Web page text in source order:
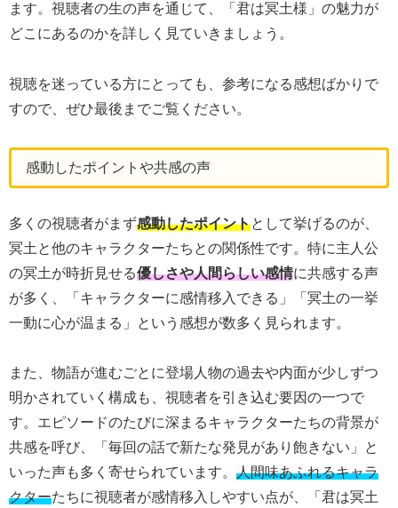
ます。視聴者の生の声を通じて、「君は冥土様」の魅力が
どこにあるのかを詳しく見ていきましょう。
視聴を迷っている方にとっても、参考になる感想ばかりで
すので、ぜひ最後までご覧ください。
感動したポイントや共感の声
多くの視聴者がまず感動したポイントとして挙げるのが、
冥土と他のキャラクターたちとの関係性です。特に主人公
の冥土が時折見せる優しさや人間らしい感情に共感する声
が多く、「キャラクターに感情移入できる」「冥土の一挙
一動に心が温まる」という感想が数多く見られます。
また、物語が進むごとに登場人物の過去や内面が少しずつ
明かされていく構成も、視聴者を引き込む要因の一つで
す。エピソードのたびに深まるキャラクターたちの背景が
共感を呼び、「毎回の話で新たな発見があり飽きない」と
いった声も多く寄せられています。 人間味あふれるキャラ
クターたちに視聴者が感情移入しやすい点が、「君は冥土